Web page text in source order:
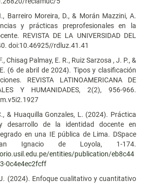
Barreiro Moreira, D., & Morán Mazzini, A.
y prácticas preprofesionales en la
REVISTA DE LA UNIVERSIDAD DEL
doi:10.46925//rdluz.41.41
Chisag Palmay, E. R., Ruiz Sarzosa , J. P., &
(6 de abril de 2024). Tipos y clasificación
REVISTA LATINOAMERICANA DE
Y HUMANIDADES, 2(2), 956-966.
& Huaquilla Gonzales, L. (2024). Práctica
desarrollo de la identidad docente en
en una IE pública de Lima. DSpace
Ignacio de Loyola, 1-174.
entities/publication/eb8c44
0c4e4ec2fcff
(2024). Enfoque cualitativo y cuantitativo